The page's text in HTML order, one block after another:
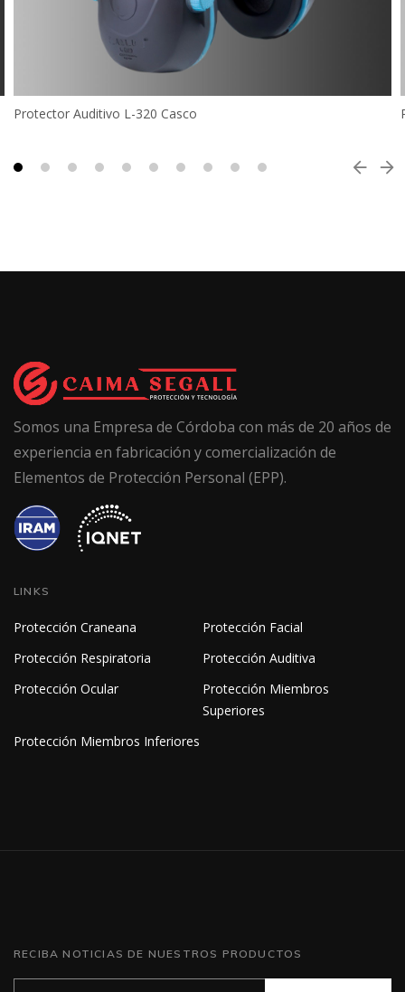
Protector Auditivo L-320 Casco
Somos una Empresa de Córdoba con más de 20 años de
experiencia en fabricación y comercialización de
Elementos de Protección Personal (EPP).
LINKS
Protección Craneana
Protección Facial
Protección Respiratoria
Protección Auditiva
Protección Ocular
Protección Miembros
Superiores
Protección Miembros Inferiores
RECIBA NOTICIAS DE NUESTROS PRODUCTOS